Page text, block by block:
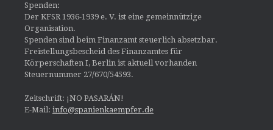
Spenden:
Der KFSR 1936-1939 e. V. ist eine gemeinnützige
Organisation.
Spenden sind beim Finanzamt steuerlich absetzbar.
Freistellungsbescheid des Finanzamtes für
Körperschaften I, Berlin ist aktuell vorhanden
Steuernummer 27/670/54593.
Zeitschrift: ¡NO PASARÁN!
E-Mail: info@spanienkaempfer.de